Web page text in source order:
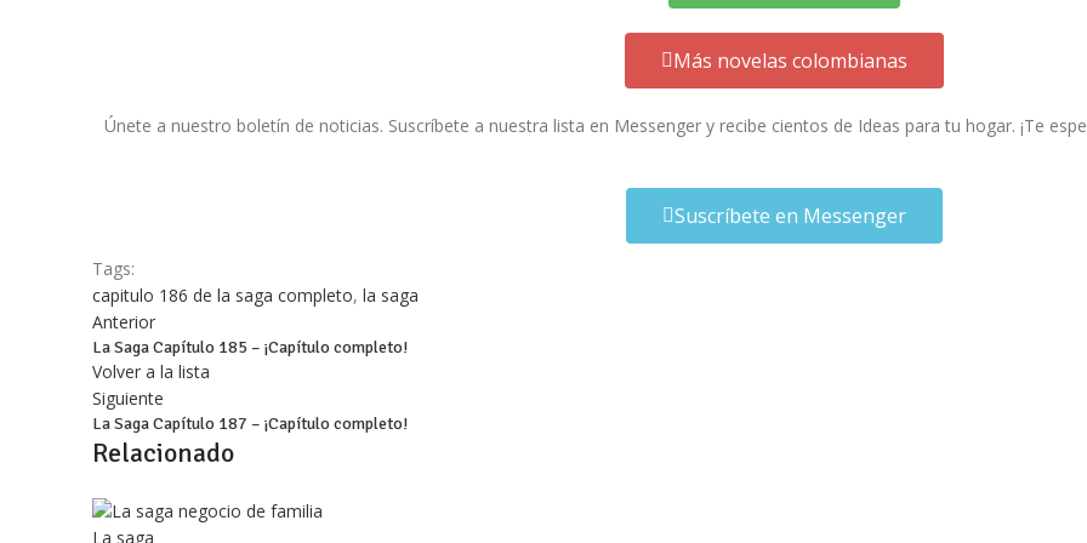
Más novelas colombianas
Únete a nuestro boletín de noticias. Suscríbete a nuestra lista en Messenger y recibe cientos de Ideas para tu hogar. ¡Te
Suscríbete en Messenger
Tags:
capitulo 186 de la saga completo, la saga
Anterior
La Saga Capítulo 185 – ¡Capítulo completo!
Volver a la lista
Siguiente
La Saga Capítulo 187 – ¡Capítulo completo!
Relacionado
La saga